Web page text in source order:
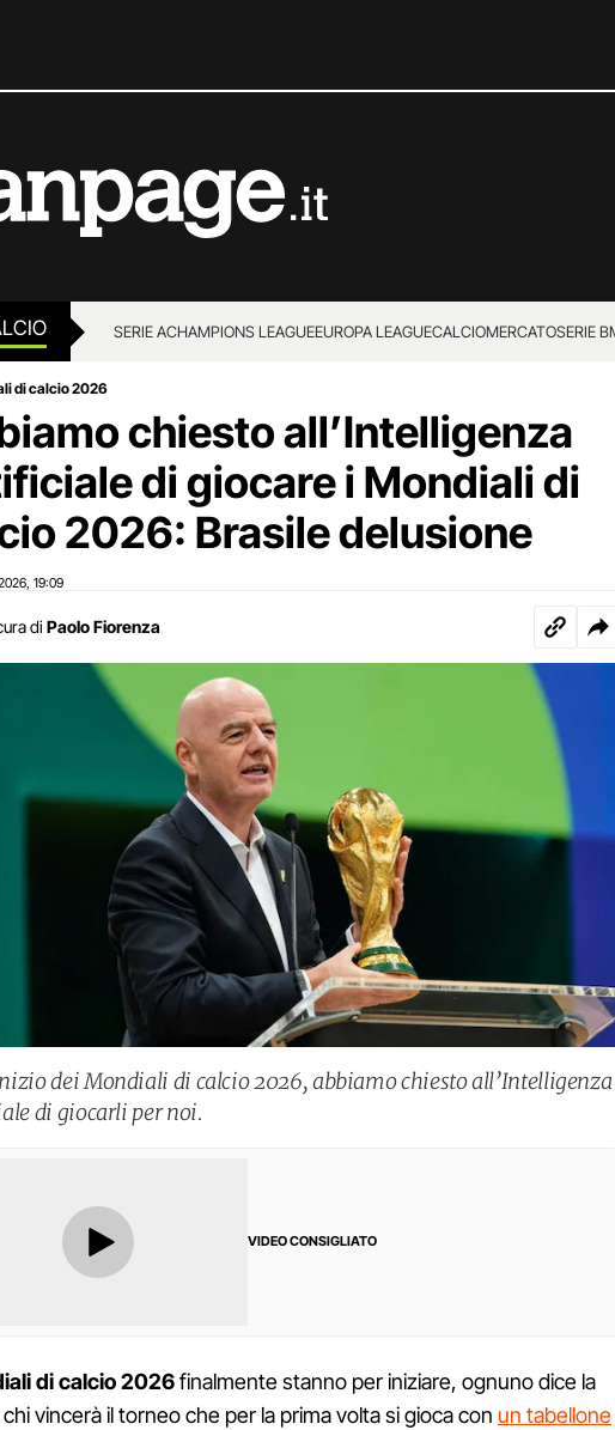
SERIE ACHAMPIONS LEAGUEEUROPA LEAGUECALCIOMERCATOSERIE B
di calcio 2026
chiesto all’Intelligenza
di giocare i Mondiali di
2026: Brasile delusione
19:09
di Paolo Fiorenza
dei Mondiali di calcio 2026, abbiamo chiesto all’Intelligenza
di giocarli per noi.
VIDEO CONSIGLIATO
di calcio 2026finalmente stanno per iniziare, ognuno dice la
vincerà il torneo che per la prima volta si gioca con un tabellone